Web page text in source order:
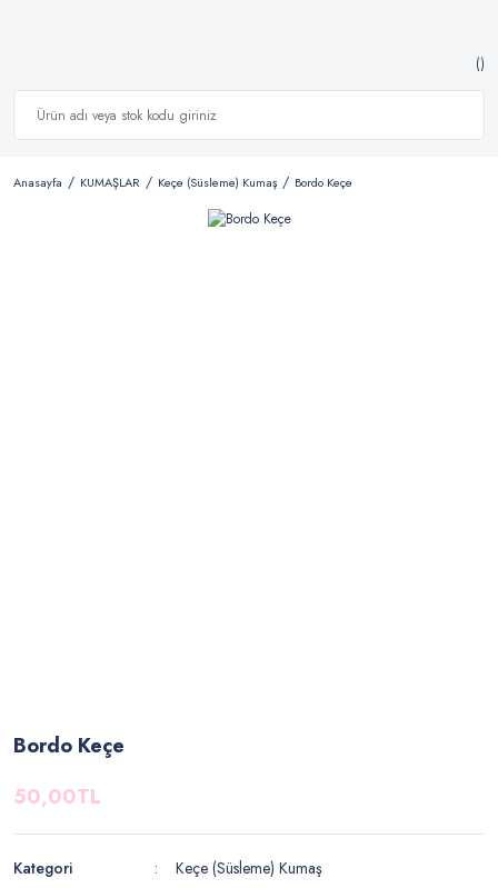
Anasayfa KUMAŞLAR Keçe (Süsleme) Kumaş Bordo Keçe
Bordo Keçe
50,00TL
Kategori
Keçe (Süsleme) Kumaş